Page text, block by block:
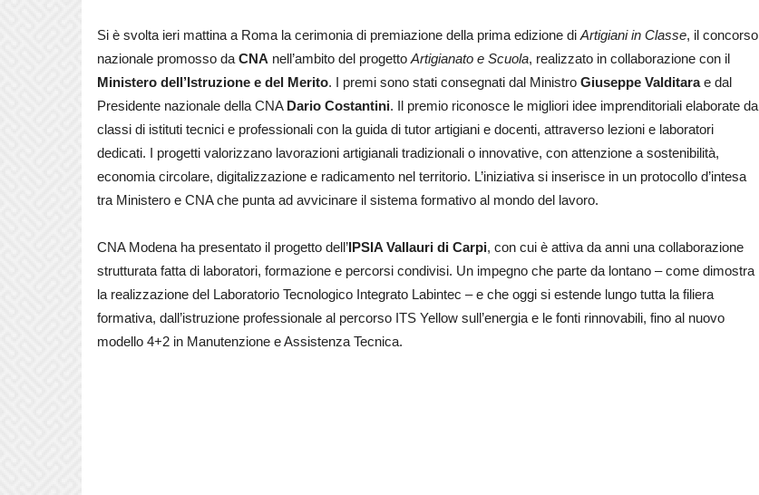
Si è svolta ieri mattina a Roma la cerimonia di premiazione della prima edizione diArtigiani in Classe, il concorso
nazionale promosso daCNA nell’ambito del progettoArtigianato e Scuola, realizzato in collaborazione con il
Ministero dell’Istruzione e del Merito. I premi sono stati consegnati dal MinistroGiuseppe Valditarae dal
Presidente nazionale della CNA Dario Costantini. Il premio riconosce le migliori idee imprenditoriali elaborate da
classi di istituti tecnici e professionali con la guida di tutor artigiani e docenti, attraverso lezioni e laboratori
dedicati. I progetti valorizzano lavorazioni artigianali tradizionali o innovative, con attenzione a sostenibilità,
economia circolare, digitalizzazione e radicamento nel territorio. L’iniziativa si inserisce in un protocollo d’intesa
tra Ministero e CNA che punta ad avvicinare il sistema formativo al mondo del lavoro.
CNA Modena ha presentato il progetto dell’IPSIA Vallauri di Carpi, con cui è attiva da anni una collaborazione
strutturata fatta di laboratori, formazione e percorsi condivisi. Un impegno che parte da lontano – come dimostra
la realizzazione del Laboratorio Tecnologico Integrato Labintec – e che oggi si estende lungo tutta la filiera
formativa, dall’istruzione professionale al percorso ITS Yellow sull’energia e le fonti rinnovabili, fino al nuovo
modello 4+2 in Manutenzione e Assistenza Tecnica.